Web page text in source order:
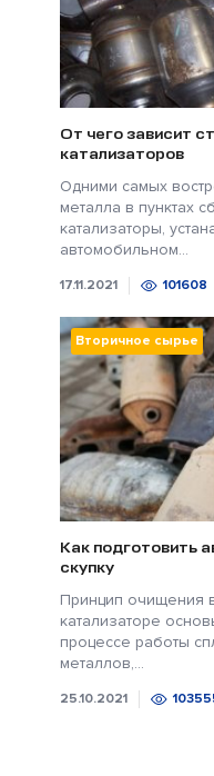
От чего зависит
катализаторов
Одними самых
металла в пунктах
катализаторы,
автомобильном...
17.11.2021 101608
Вторичное сырье
Как подготовить
скупку
Принцип очищения
катализаторе
процессе работы
металлов,...
25.10.2021